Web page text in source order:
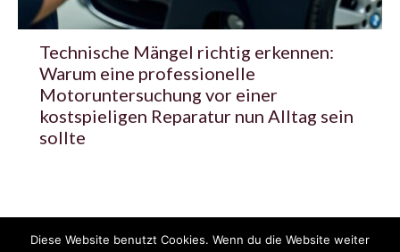
Technische Mängel richtig erkennen:
Warum eine professionelle
Motoruntersuchung vor einer
kostspieligen Reparatur nun Alltag sein
sollte
Diese Website benutzt Cookies. Wenn du die Website weiter